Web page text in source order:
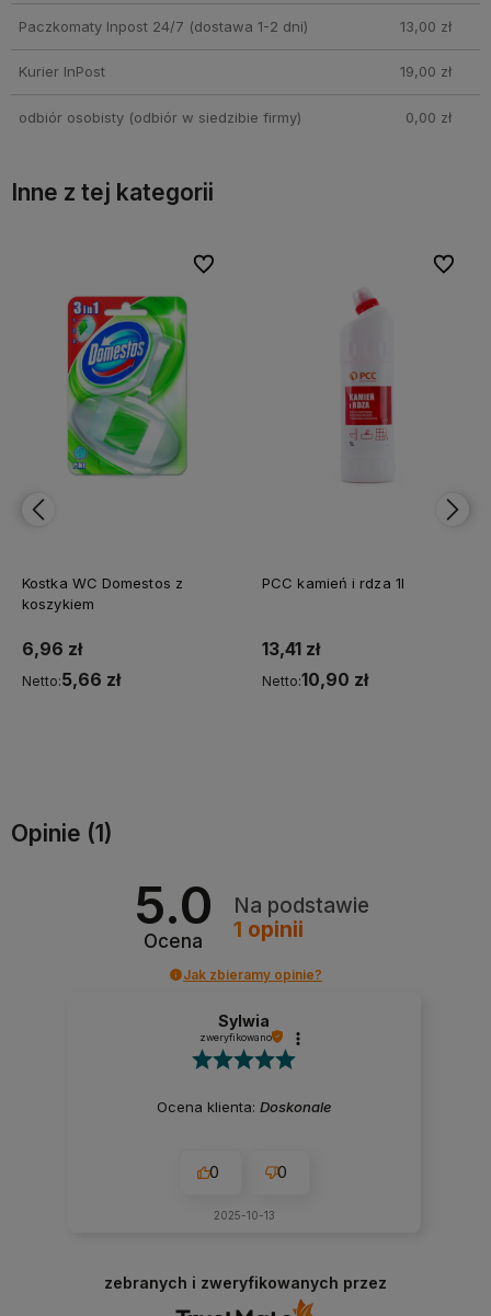
Paczkomaty Inpost 24/7 (dostawa 1-2 dni) 13,00 zł
Kurier InPost 19,00 zł
odbiór osobisty(odbiór w siedzibie firmy) 0,00 zł
Inne z tej kategorii
Kostka WC Domestos z
koszykiem
6,96 zł
Netto:5,66 zł
Do ulubionych
Do ulubionych
PCC kamień i rdza 1l
13,41 zł
Netto:10,90 zł
Do
Do
Opinie (1)
5.0
Ocena
Na podstawie
1 opinii
Jak zbieramy opinie?
Sylwia
zweryfikowano
Ocena klienta: Doskonale
0 0
2025-10-13
zebranych i zweryfikowanych przez